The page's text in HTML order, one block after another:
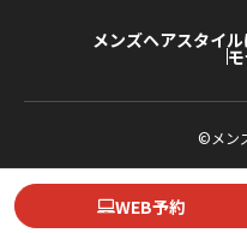
WEB予約
メンズヘアスタイ
©メン